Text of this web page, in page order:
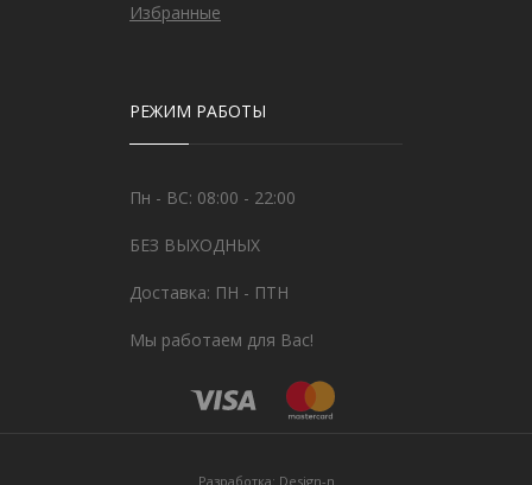
Избранные
РЕЖИМ РАБОТЫ
Пн - ВС: 08:00 - 22:00
БЕЗ ВЫХОДНЫХ
Доставка: ПН - ПТН
Мы работаем для Вас!
Разработка: Design-n